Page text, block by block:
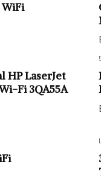
WiFi
LaserJet
Fi 3QA55A